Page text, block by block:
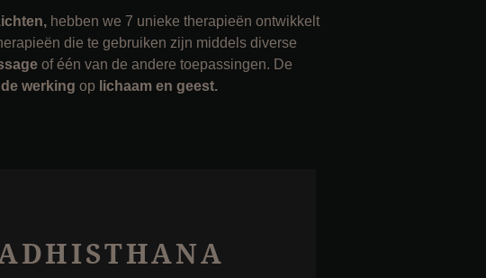
hebben we 7 unieke therapieën ontwikkelt
die te gebruiken zijn middels diverse
of één van de andere toepassingen. De
werking op lichaam en geest.